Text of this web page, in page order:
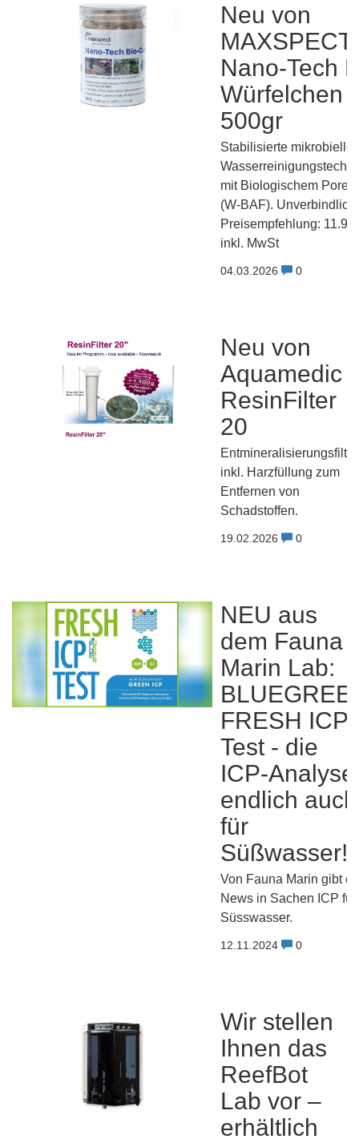
Neu von
MAXSPECT:
Nano-Tech
Würfelchen
500gr
Stabilisierte mikrobielle
mit Biologischem
(W-BAF).
Preisempfehlung: 11.90
inkl. MwSt
04.03.2026 0
Neu von
Aquamedic -
ResinFilter
20
Entmineralisierungsfilter
inkl. Harzfüllung zum
Entfernen von
Schadstoffen.
19.02.2026 0
NEU aus
dem Fauna
Marin Lab:
FRESH ICP
Test - die
ICP-Analyse
endlich auch
für
Süßwasser!
Von Fauna Marin gibt es
News in Sachen ICP für
Süsswasser.
12.11.2024 0
Wir stellen
Ihnen das
ReefBot
Lab vor –
erhältlich